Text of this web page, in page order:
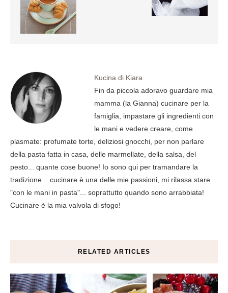
Kucina di Kiara
Fin da piccola adoravo guardare mia
mamma (la Gianna) cucinare per la
famiglia, impastare gli ingredienti con
le mani e vedere creare, come
plasmate: profumate torte, deliziosi gnocchi, per non parlare
della pasta fatta in casa, delle marmellate, della salsa, del
pesto... quante cose buone! Io sono qui per tramandare la
tradizione... cucinare è una delle mie passioni, mi rilassa stare
"con le mani in pasta"... soprattutto quando sono arrabbiata!
Cucinare è la mia valvola di sfogo!
RELATED ARTICLES